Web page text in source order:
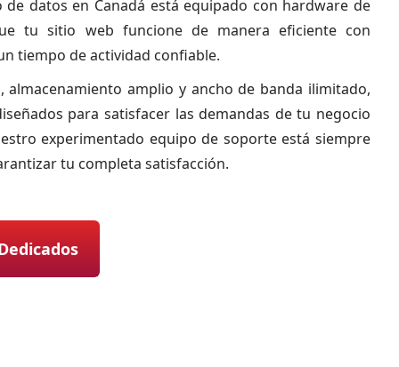
datos en Canadá está equipado con hardware de
tu sitio web funcione de manera eficiente con
tiempo de actividad confiable.
almacenamiento amplio y ancho de banda ilimitado,
para satisfacer las demandas de tu negocio
experimentado equipo de soporte está siempre
tu completa satisfacción.